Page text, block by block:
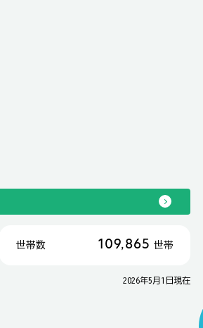
世帯数 109,865 世帯
2026年5月1日現在